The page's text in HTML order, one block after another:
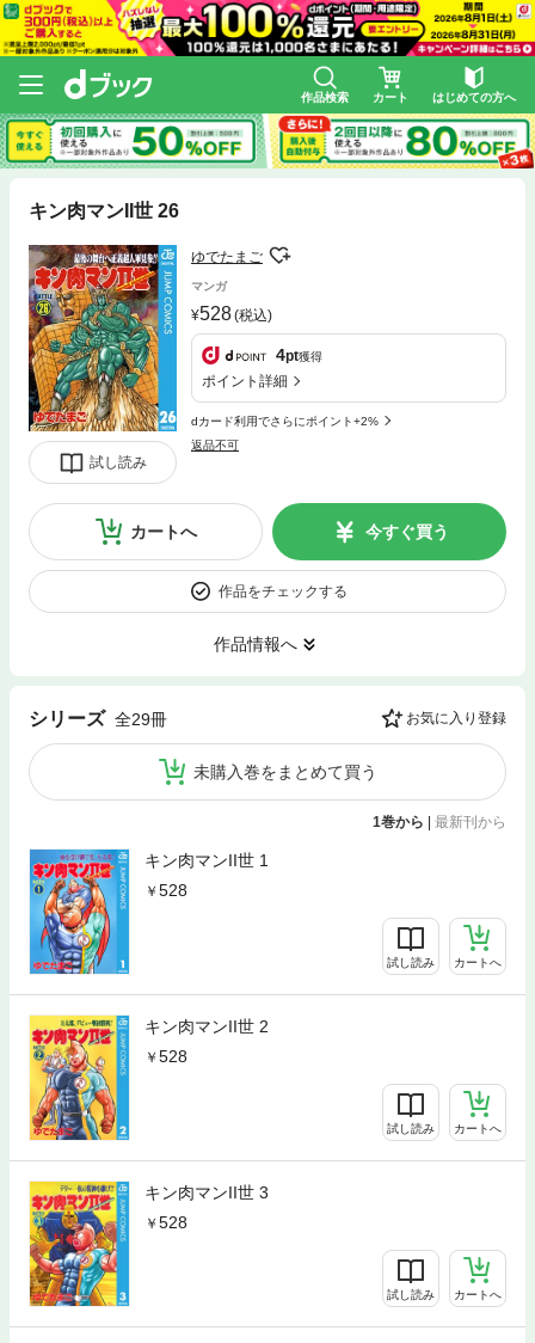
作品検索 カート はじめての方へ
キン肉マンII世 26
試し読み
ゆでたまご
マンガ
528(税込)
4pt獲得
ポイント詳細
dカード利用でさらにポイント+2%
返品不可
カートへ 今すぐ買う
作品をチェックする
作品情報へ
シリーズ 全29冊 お気に入り登録
未購入巻をまとめて買う
1巻から 最新刊から
キン肉マンII世 1
528
試し読み カートへ
キン肉マンII世 2
528
試し読み カートへ
キン肉マンII世 3
528
試し読み カートへ